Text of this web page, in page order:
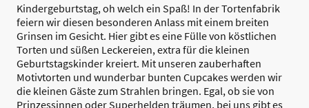
Kindergeburtstag, oh welch ein Spaß! In der Tortenfabrik
feiern wir diesen besonderen Anlass mit einem breiten
Grinsen im Gesicht. Hier gibt es eine Fülle von köstlichen
Torten und süßen Leckereien, extra für die kleinen
Geburtstagskinder kreiert. Mit unseren zauberhaften
Motivtorten und wunderbar bunten Cupcakes werden wir
die kleinen Gäste zum Strahlen bringen. Egal, ob sie von
Prinzessinnen oder Superhelden träumen, bei uns gibt es